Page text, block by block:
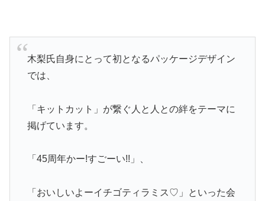
木梨氏自身にとって初となるパッケージデザイン
では、
「キットカット」が繋ぐ人と人との絆をテーマに
掲げています。
「45周年かー!すごーい!!」、
「おいしいよーイチゴティラミス♡」といった会